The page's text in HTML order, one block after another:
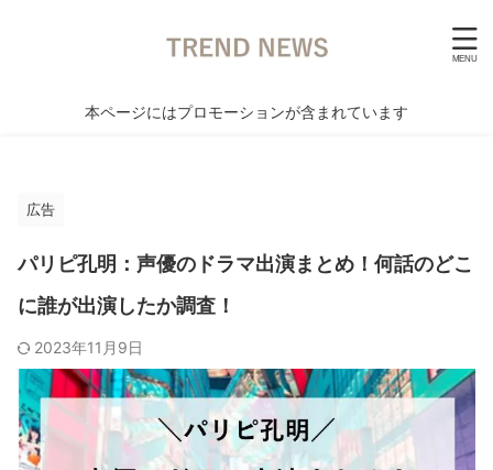
本ページにはプロモーションが含まれています
広告
パリピ孔明：声優のドラマ出演まとめ！何話のどこ
に誰が出演したか調査！
2023年11月9日